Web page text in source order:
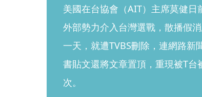
美國在台協會（AIT）主席莫健日
外部勢力介入台灣選戰，散播假
一天，就遭TVBS刪除，連網路
書貼文還將文章置頂，重現被T
次。